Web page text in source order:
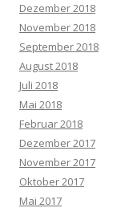
Dezember 2018
November 2018
September 2018
August 2018
Juli 2018
Mai 2018
Februar 2018
Dezember 2017
November 2017
Oktober 2017
Mai 2017